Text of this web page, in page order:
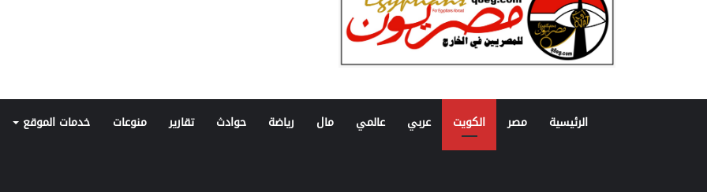
الرئيسية مصر الكويت عربي عالمي مال رياضة حوادث تقارير منوعات خدمات الموقع